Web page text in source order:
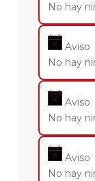
No hay
Aviso
No hay
Aviso
No hay
Aviso
No hay